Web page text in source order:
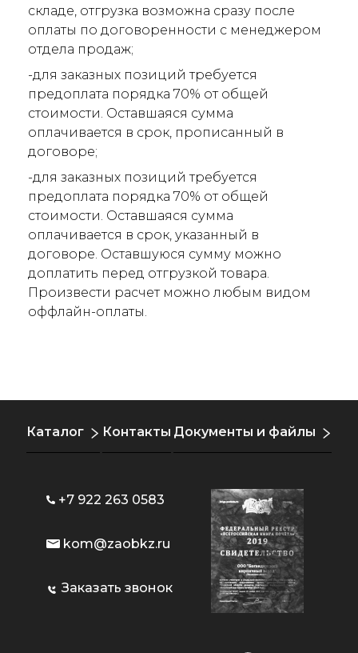
складе, отгрузка возможна сразу после
оплаты по договоренности с менеджером
отдела продаж;
-для заказных позиций требуется
предоплата порядка 70% от общей
стоимости. Оставшаяся сумма
оплачивается в срок, прописанный в
договоре;
-для заказных позиций требуется
предоплата порядка 70% от общей
стоимости. Оставшаяся сумма
оплачивается в срок, указанный в
договоре. Оставшуюся сумму можно
доплатить перед отгрузкой товара.
Произвести расчет можно любым видом
оффлайн-оплаты.
Каталог Контакты Документы и файлы
+7 922 263 0583
kom@zaobkz.ru
Заказать звонок